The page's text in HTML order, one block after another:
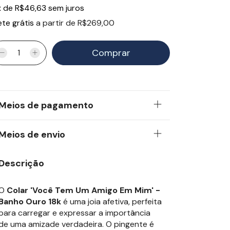
de R$46,63 sem juros
grátis a partir de R$269,00
de pagamento
de envio
Colar 'Você Tem Um Amigo Em Mim' -
Ouro 18ké uma joia afetiva, perfeita
carregar e expressar a importância
uma amizade verdadeira. O pingente é